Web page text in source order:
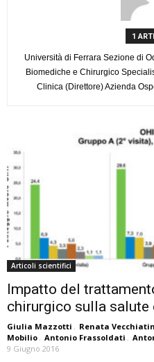
1
Università di Ferrara Sezione di
Biomediche e Chirurgico
Clinica (Direttore) Azienda
Articoli scientifici
Impatto del
chirurgico sulla salute
Giulia Mazzotti , Renata
Mobilio , Antonio Frassoldati ,
9 Giugno 2016